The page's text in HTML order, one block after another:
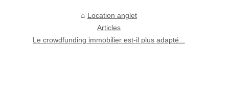
Location anglet
Articles
Le crowdfunding immobilier est-il plus adapté...